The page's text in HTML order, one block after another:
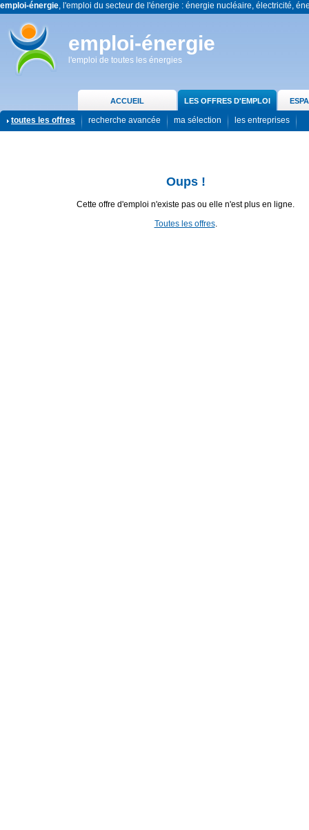
emploi-énergie, l'emploi du secteur de l'énergie : énergie nucléaire, électricité,
emploi-énergie
l'emploi de toutes les énergies
ACCUEIL LES OFFRES D'EMPLOI
toutes les offres recherche avancée ma sélection les entreprises
Oups !
Cette offre d'emploi n'existe pas ou elle n'est plus en ligne.
Toutes les offres.